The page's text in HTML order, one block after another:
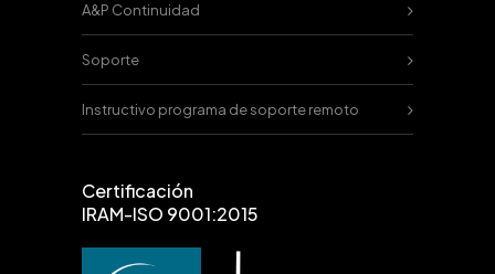
A&P Continuidad
Soporte
Instructivo programa de soporte remoto
Certificación
IRAM-ISO 9001:2015